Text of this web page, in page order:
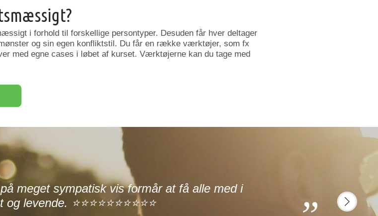
i forhold til forskellige persontyper. Desuden får hver deltager
og sin egen konfliktstil. Du får en række værktøjer, som fx
med egne cases i løbet af kurset. Værktøjerne kan du tage med
meget sympatisk vis formår at få alle med i
⭐⭐⭐⭐⭐⭐⭐⭐⭐⭐
next